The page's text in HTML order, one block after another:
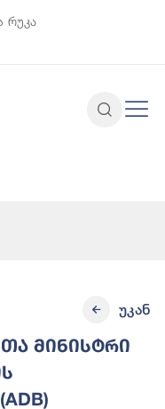
რუკა
მინისტრი
უკან